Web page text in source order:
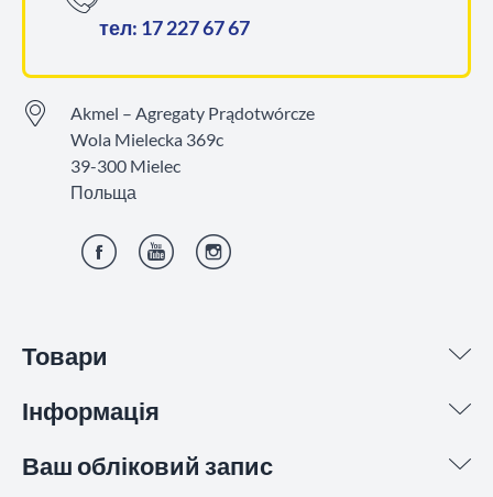
Товари
Інформація
Ваш обліковий запис
тел: 17 227 67 67
Akmel – Agregaty Prądotwórcze
Wola Mielecka 369c
39-300 Mielec
Польща